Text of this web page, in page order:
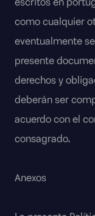
escritos en
como cualquier
eventualmente
presente
derechos y
deberán ser
acuerdo con el
consagrado.
Anexos